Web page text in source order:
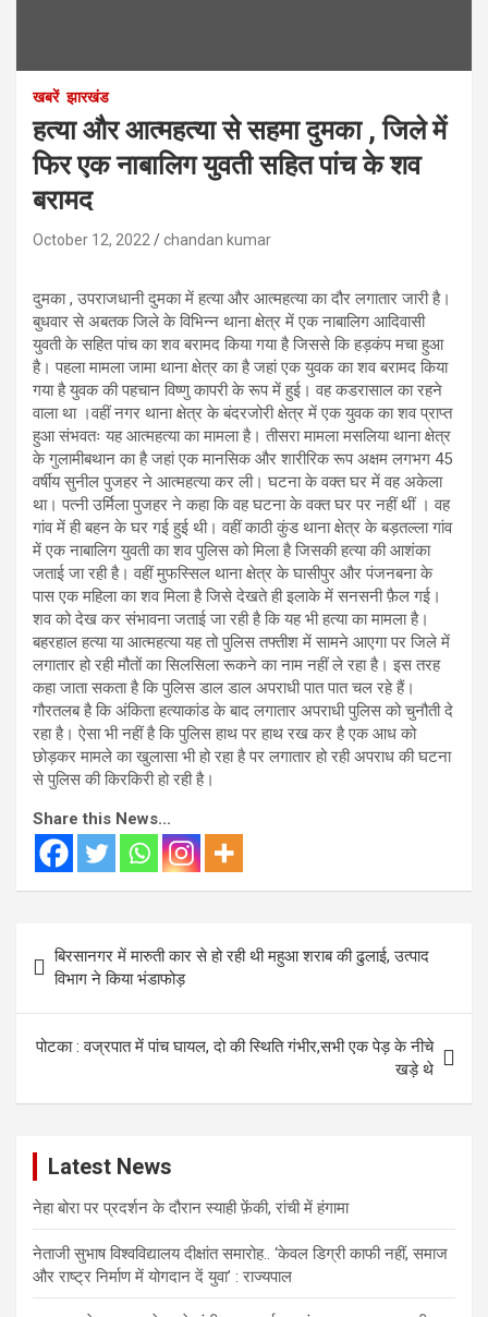
खबरें झारखंड
हत्या और आत्महत्या से सहमा दुमका , जिले में
फिर एक नाबालिग युवती सहित पांच के शव
बरामद
October 12, 2022 chandan kumar
दुमका , उपराजधानी दुमका में हत्या और आत्महत्या का दौर लगातार जारी है।
बुधवार से अबतक जिले के विभिन्न थाना क्षेत्र में एक नाबालिग आदिवासी
युवती के सहित पांच का शव बरामद किया गया है जिससे कि हड़कंप मचा हुआ
है। पहला मामला जामा थाना क्षेत्र का है जहां एक युवक का शव बरामद किया
गया है युवक की पहचान विष्णु कापरी के रूप में हुई। वह कडरासाल का रहने
वाला था ।वहीं नगर थाना क्षेत्र के बंदरजोरी क्षेत्र में एक युवक का शव प्राप्त
हुआ संभवतः यह आत्महत्या का मामला है। तीसरा मामला मसलिया थाना क्षेत्र
के गुलामीबथान का है जहां एक मानसिक और शारीरिक रूप अक्षम लगभग 45
वर्षीय सुनील पुजहर ने आत्महत्या कर ली। घटना के वक्त घर में वह अकेला
था। पत्नी उर्मिला पुजहर ने कहा कि वह घटना के वक्त घर पर नहीं थीं । वह
गांव में ही बहन के घर गई हुई थी। वहीं काठी कुंड थाना क्षेत्र के बड़तल्ला गांव
में एक नाबालिग युवती का शव पुलिस को मिला है जिसकी हत्या की आशंका
जताई जा रही है। वहीं मुफस्सिल थाना क्षेत्र के घासीपुर और पंजनबना के
पास एक महिला का शव मिला है जिसे देखते ही इलाके में सनसनी फ़ैल गई।
शव को देख कर संभावना जताई जा रही है कि यह भी हत्या का मामला है।
बहरहाल हत्या या आत्महत्या यह तो पुलिस तफ्तीश में सामने आएगा पर जिले में
लगातार हो रही मौतों का सिलसिला रूकने का नाम नहीं ले रहा है। इस तरह
कहा जाता सकता है कि पुलिस डाल डाल अपराधी पात पात चल रहे हैं।
गौरतलब है कि अंकिता हत्याकांड के बाद लगातार अपराधी पुलिस को चुनौती दे
रहा है। ऐसा भी नहीं है कि पुलिस हाथ पर हाथ रख कर है एक आध को
छोड़कर मामले का खुलासा भी हो रहा है पर लगातार हो रही अपराध की घटना
से पुलिस की किरकिरी हो रही है।
Share this News...
navigation
बिरसानगर में मारुती कार से हो रही थी महुआ शराब की ढुलाई, उत्पाद
विभाग ने किया भंडाफोड़
पोटका : वज्रपात में पांच घायल, दो की स्थिति गंभीर,सभी एक पेड़ के नीचे
खड़े थे
Latest News
नेहा बोरा पर प्रदर्शन के दौरान स्याही फ़ेंकी, रांची में हंगामा
नेताजी सुभाष विश्वविद्यालय दीक्षांत समारोह.. ‘केवल डिग्री काफी नहीं, समाज
और राष्ट्र निर्माण में योगदान दें युवा’ : राज्यपाल